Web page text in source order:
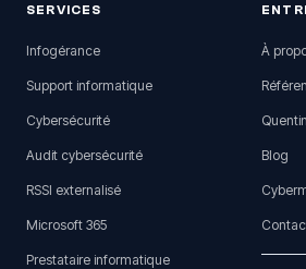
SERVICES
Infogérance
Support informatique
Cybersécurité
Audit cybersécurité
RSSI externalisé
Microsoft 365
Prestataire informatique
À
Blog